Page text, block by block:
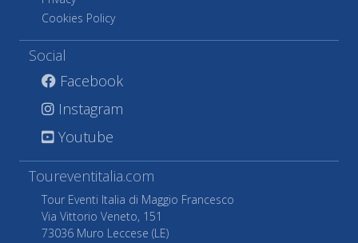
Cookies Policy
Social
Facebook
Instagram
Youtube
Toureventitalia.com
Tour Eventi Italia di Maggio Francesco
Via Vittorio Veneto, 151
73036 Muro Leccese (LE)